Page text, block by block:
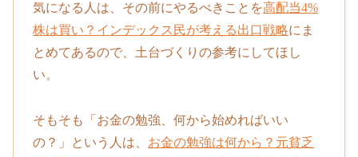
気になる人は、その前にやるべきことを高配当4%
株は買い？インデックス民が考える出口戦略にま
とめてあるので、土台づくりの参考にしてほし
い。
そもそも「お金の勉強、何から始めればいい
の？」という人は、 お金の勉強は何から？元貧乏